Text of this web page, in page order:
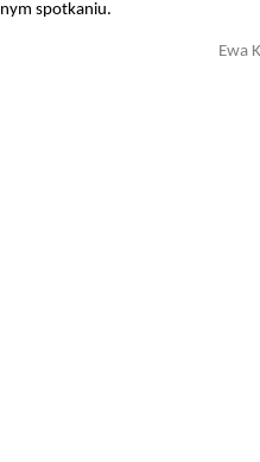
spotkaniu.
Ewa